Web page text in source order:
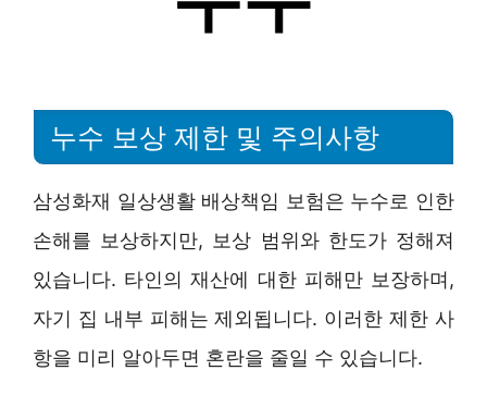
누수 보상 제한 및 주의사항
삼성화재 일상생활 배상책임 보험은 누수로 인한
손해를 보상하지만, 보상 범위와 한도가 정해져
있습니다. 타인의 재산에 대한 피해만 보장하며,
자기 집 내부 피해는 제외됩니다. 이러한 제한 사
항을 미리 알아두면 혼란을 줄일 수 있습니다.